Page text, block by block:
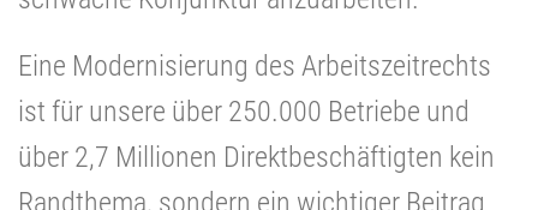
Eine Modernisierung des Arbeitszeitrechts
ist für unsere über 250.000 Betriebe und
über 2,7 Millionen Direktbeschäftigten kein
Randthema, sondern ein wichtiger Beitrag